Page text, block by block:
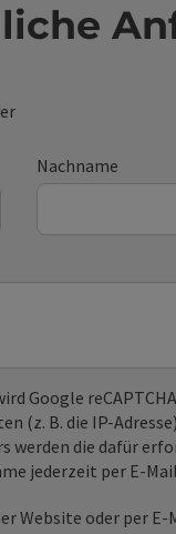
Nachname
Google
(z. B. die IP-
werden die dafür
jederzeit per E-
Website oder per